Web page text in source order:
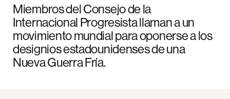
Miembros del Consejo de la
Internacional Progresista llaman a un
movimiento mundial para oponerse a los
designios estadounidenses de una
Nueva Guerra Fría.